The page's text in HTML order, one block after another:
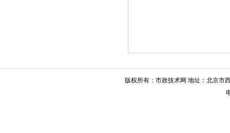
版权所有：市政技术网 地址：北京市